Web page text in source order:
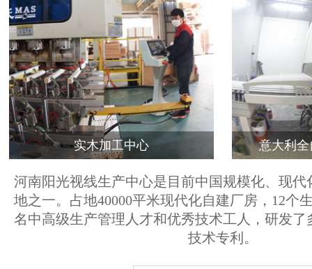
实木加工中心 意大利
河南阳光视线生产中心是目前中国规模化、现代
地之一。占地40000平米现代化自建厂房，12个
名中高级生产管理人才和优秀技术工人，研发了
技术专利。